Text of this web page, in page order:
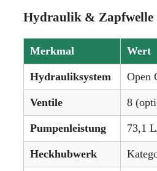
Hydraulik & Zapfwelle
Merkmal Wert
Hydrauliksystem Open
Ventile 8
Pumpenleistung 73,1
Heckhubwerk